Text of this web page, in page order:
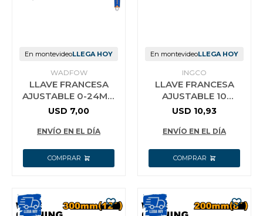
En montevideoLLEGA HOY
WADFOW
LLAVE FRANCESA
AJUSTABLE 0-24MM
WADFOW
USD 7,00
ENVÍO EN EL DÍA
En montevideoLLEGA HOY
INGCO
LLAVE FRANCESA
AJUSTABLE 10
´´(25CM) INGCO
30MM
USD 10,93
ENVÍO EN EL DÍA